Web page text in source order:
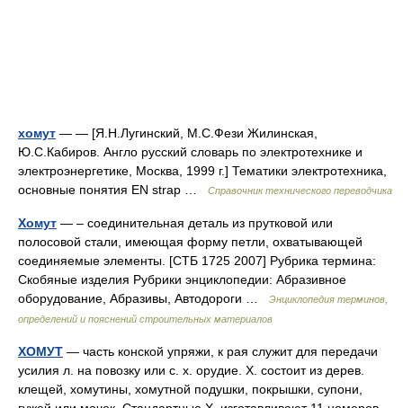
хомут — — [Я.Н.Лугинский, М.С.Фези Жилинская,
Ю.С.Кабиров. Англо русский словарь по электротехнике и
электроэнергетике, Москва, 1999 г.] Тематики электротехника,
основные понятия EN strap …
Справочник технического переводчика
Хомут — – соединительная деталь из прутковой или
полосовой стали, имеющая форму петли, охватывающей
соединяемые элементы. [СТБ 1725 2007] Рубрика термина:
Скобяные изделия Рубрики энциклопедии: Абразивное
оборудование, Абразивы, Автодороги …
Энциклопедия терминов,
определений и пояснений строительных материалов
ХОМУТ — часть конской упряжи, к рая служит для передачи
усилия л. на повозку или с. х. орудие. Х. состоит из дерев.
клещей, хомутины, хомутной подушки, покрышки, супони,